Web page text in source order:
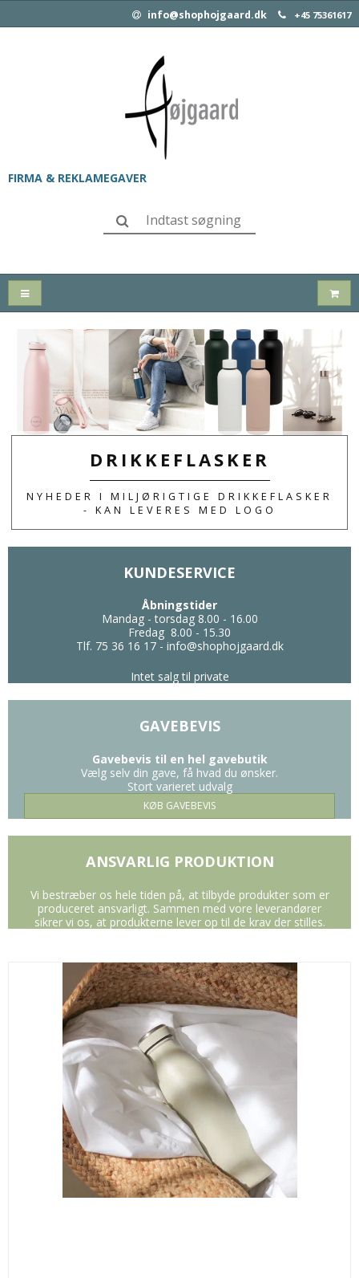
info@shophojgaard.dk +45 75361617
FIRMA & REKLAMEGAVER
DRIKKEFLASKER
NYHEDER I MILJØRIGTIGE DRIKKEFLASKER
- KAN LEVERES MED LOGO
SLIK & SNACKS
SLIK & SNACKS MED EGET LOGO ELLER
TEKST. SE ET SPÆNDENDE UDVALG AF
PRODUKTER.
KUNDESERVICE
Åbningstider
Mandag - torsdag 8.00 - 16.00
Fredag 8.00 - 15.30
Tlf. 75 36 16 17- info@shophojgaard.dk
Intet salg til private
GAVEBEVIS
Gavebevis til en hel gavebutik
Vælg selv din gave, få hvad du ønsker.
Stort varieret udvalg
KØB GAVEBEVIS
ANSVARLIG PRODUKTION
Vi bestræber os hele tiden på, at tilbyde produkter som er
produceret ansvarligt. Sammen med vore leverandører
sikrer vi os, at produkterne lever op til de krav der stilles.